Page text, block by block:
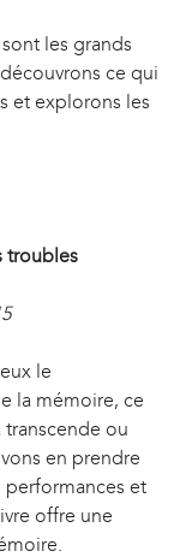
les grands
ce qui
et explorons les
troubles
le
la mémoire, ce
ou
en prendre
performances et
offre une